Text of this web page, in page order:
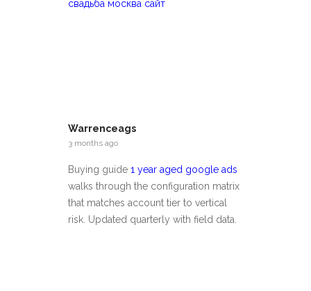
свадьба москва сайт
Warrenceags
3 months ago
Buying guide 1 year aged google ads
walks through the configuration matrix
that matches account tier to vertical
risk. Updated quarterly with field data.